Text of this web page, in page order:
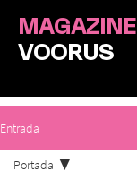
MAGAZINE
VOORUS
Entrada
Portada